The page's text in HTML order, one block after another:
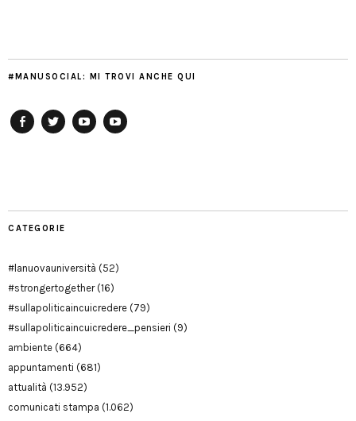
#MANUSOCIAL: MI TROVI ANCHE QUI
CATEGORIE
#lanuovauniversità (52)
#strongertogether(16)
#sullapoliticaincuicredere (79)
#sullapoliticaincuicredere_pensieri (9)
ambiente (664)
appuntamenti (681)
attualità (13.952)
comunicati stampa (1.062)